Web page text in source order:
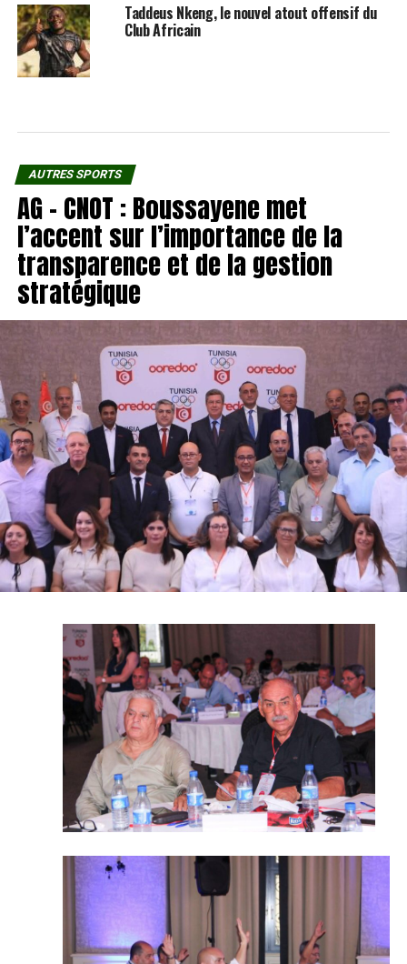
Taddeus Nkeng, le nouvel atout offensif du
Club Africain
AUTRES SPORTS
AG – CNOT : Boussayene met
l’accent sur l’importance de la
transparence et de la gestion
stratégique